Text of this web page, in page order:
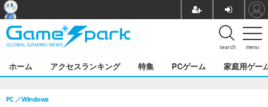
menu
search
ホーム アクセスランキング 特集 PCゲーム 家庭用ゲー
PC Windows